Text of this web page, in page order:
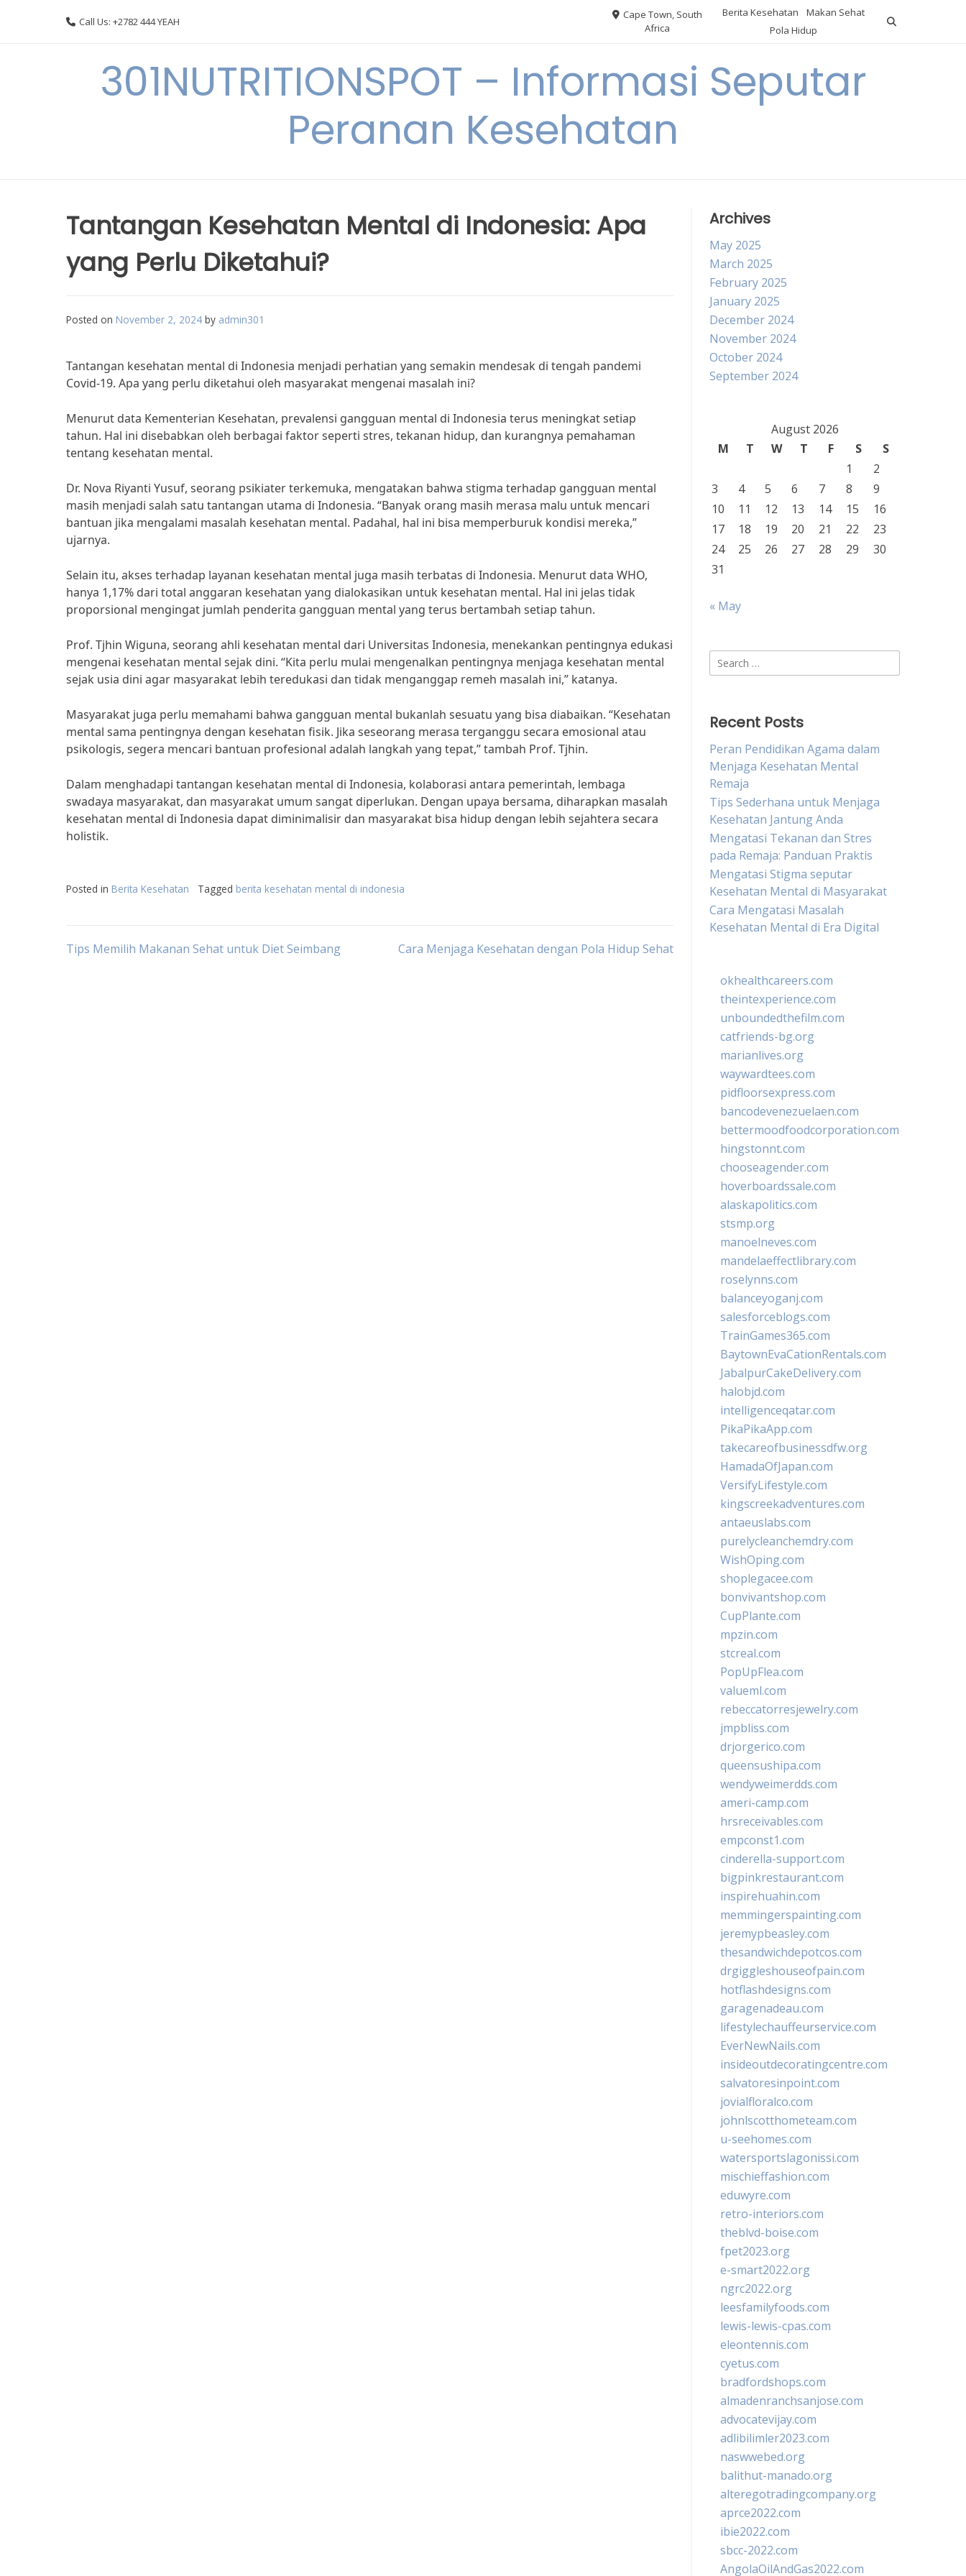
Call Us: +2782 444 YEAH
Cape Town, South
Africa
Berita Kesehatan
Makan Sehat
Pola Hidup
301NUTRITIONSPOT – Informasi Seputar
Peranan Kesehatan
Tantangan Kesehatan Mental di Indonesia: Apa
yang Perlu Diketahui?
Posted on November 2, 2024 by admin301
Tantangan kesehatan mental di Indonesia menjadi perhatian yang semakin mendesak di tengah pandemi
Covid-19. Apa yang perlu diketahui oleh masyarakat mengenai masalah ini?
Menurut data Kementerian Kesehatan, prevalensi gangguan mental di Indonesia terus meningkat setiap
tahun. Hal ini disebabkan oleh berbagai faktor seperti stres, tekanan hidup, dan kurangnya pemahaman
tentang kesehatan mental.
Dr. Nova Riyanti Yusuf, seorang psikiater terkemuka, mengatakan bahwa stigma terhadap gangguan mental
masih menjadi salah satu tantangan utama di Indonesia. “Banyak orang masih merasa malu untuk mencari
bantuan jika mengalami masalah kesehatan mental. Padahal, hal ini bisa memperburuk kondisi mereka,”
ujarnya.
Selain itu, akses terhadap layanan kesehatan mental juga masih terbatas di Indonesia. Menurut data WHO,
hanya 1,17% dari total anggaran kesehatan yang dialokasikan untuk kesehatan mental. Hal ini jelas tidak
proporsional mengingat jumlah penderita gangguan mental yang terus bertambah setiap tahun.
Prof. Tjhin Wiguna, seorang ahli kesehatan mental dari Universitas Indonesia, menekankan pentingnya edukasi
mengenai kesehatan mental sejak dini. “Kita perlu mulai mengenalkan pentingnya menjaga kesehatan mental
sejak usia dini agar masyarakat lebih teredukasi dan tidak menganggap remeh masalah ini,” katanya.
Masyarakat juga perlu memahami bahwa gangguan mental bukanlah sesuatu yang bisa diabaikan. “Kesehatan
mental sama pentingnya dengan kesehatan fisik. Jika seseorang merasa terganggu secara emosional atau
psikologis, segera mencari bantuan profesional adalah langkah yang tepat,” tambah Prof. Tjhin.
Dalam menghadapi tantangan kesehatan mental di Indonesia, kolaborasi antara pemerintah, lembaga
swadaya masyarakat, dan masyarakat umum sangat diperlukan. Dengan upaya bersama, diharapkan masalah
kesehatan mental di Indonesia dapat diminimalisir dan masyarakat bisa hidup dengan lebih sejahtera secara
holistik.
Posted in Berita Kesehatan Tagged berita kesehatan mental di indonesia
Post
Tips Memilih Makanan Sehat untuk Diet Seimbang Cara Menjaga Kesehatan dengan Pola Hidup Sehat
Archives
May 2025
March 2025
February 2025
January 2025
December 2024
November 2024
October 2024
September 2024
August 2026
M
T W T F S
S
1
2
3
4 5 6 7 8
9
10
11 12 13 14 15
16
17
18 19 20 21 22
23
24
25 26 27 28 29
30
31
« May
Search
for:
Recent Posts
Peran Pendidikan Agama dalam
Menjaga Kesehatan Mental
Remaja
Tips Sederhana untuk Menjaga
Kesehatan Jantung Anda
Mengatasi Tekanan dan Stres
pada Remaja: Panduan Praktis
Mengatasi Stigma seputar
Kesehatan Mental di Masyarakat
Cara Mengatasi Masalah
Kesehatan Mental di Era Digital
okhealthcareers.com
theintexperience.com
unboundedthefilm.com
catfriends-bg.org
marianlives.org
waywardtees.com
pidfloorsexpress.com
bancodevenezuelaen.com
bettermoodfoodcorporation.com
hingstonnt.com
chooseagender.com
hoverboardssale.com
alaskapolitics.com
stsmp.org
manoelneves.com
mandelaeffectlibrary.com
roselynns.com
balanceyoganj.com
salesforceblogs.com
TrainGames365.com
BaytownEvaCationRentals.com
JabalpurCakeDelivery.com
halobjd.com
intelligenceqatar.com
PikaPikaApp.com
takecareofbusinessdfw.org
HamadaOfJapan.com
VersifyLifestyle.com
kingscreekadventures.com
antaeuslabs.com
purelycleanchemdry.com
WishOping.com
shoplegacee.com
bonvivantshop.com
CupPlante.com
mpzin.com
stcreal.com
PopUpFlea.com
valueml.com
rebeccatorresjewelry.com
jmpbliss.com
drjorgerico.com
queensushipa.com
wendyweimerdds.com
ameri-camp.com
hrsreceivables.com
empconst1.com
cinderella-support.com
bigpinkrestaurant.com
inspirehuahin.com
memmingerspainting.com
jeremypbeasley.com
thesandwichdepotcos.com
drgiggleshouseofpain.com
hotflashdesigns.com
garagenadeau.com
lifestylechauffeurservice.com
EverNewNails.com
insideoutdecoratingcentre.com
salvatoresinpoint.com
jovialfloralco.com
johnlscotthometeam.com
u-seehomes.com
watersportslagonissi.com
mischieffashion.com
eduwyre.com
retro-interiors.com
theblvd-boise.com
fpet2023.org
e-smart2022.org
ngrc2022.org
leesfamilyfoods.com
lewis-lewis-cpas.com
eleontennis.com
cyetus.com
bradfordshops.com
almadenranchsanjose.com
advocatevijay.com
adlibilimler2023.com
naswwebed.org
balithut-manado.org
alteregotradingcompany.org
aprce2022.com
ibie2022.com
sbcc-2022.com
AngolaOilAndGas2022.com